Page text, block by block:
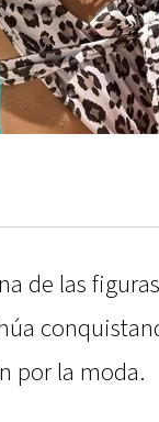
de las
por la moda.